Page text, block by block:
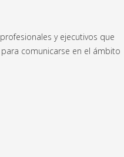
y ejecutivos que
comunicarse en el ámbito